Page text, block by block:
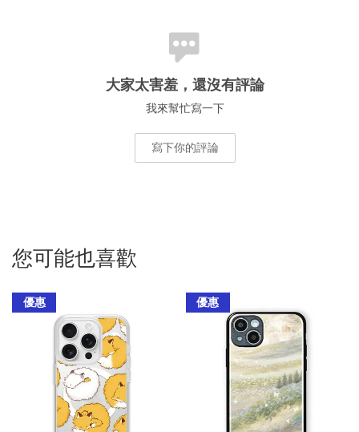
大家太害羞，還沒有評論
我來幫忙寫一下
寫下你的評論
您可能也喜歡
優惠 優惠